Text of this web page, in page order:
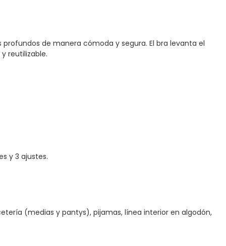
de manera cómoda y segura. El bra levanta el
reutilizable.
y 3 ajustes.
(medias y pantys), pijamas, línea interior en algodón,